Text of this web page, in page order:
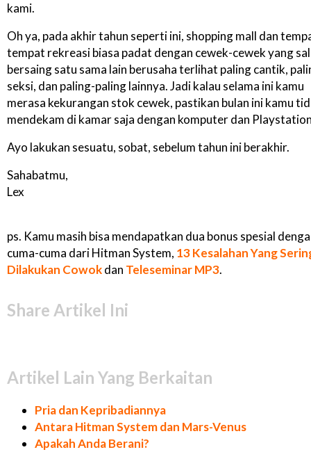
kami.
Oh ya, pada akhir tahun seperti ini, shopping mall dan
tempat rekreasi biasa padat dengan cewek-cewek yang
bersaing satu sama lain berusaha terlihat paling cantik,
seksi, dan paling-paling lainnya. Jadi kalau selama ini kamu
merasa kekurangan stok cewek, pastikan bulan ini kamu
mendekam di kamar saja dengan komputer dan
Ayo lakukan sesuatu, sobat, sebelum tahun ini berakhir.
Sahabatmu,
Lex
ps. Kamu masih bisa mendapatkan dua bonus spesial
cuma-cuma dari Hitman System, 13 Kesalahan Yang
Dilakukan Cowokdan Teleseminar MP3.
Share Artikel Ini
Artikel Lain Yang Berkaitan
Pria dan Kepribadiannya
Antara Hitman System dan Mars-Venus
Apakah Anda Berani?